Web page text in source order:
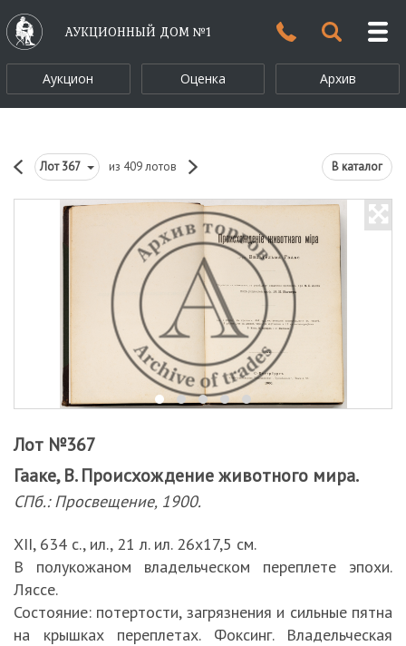
АУКЦИОННЫЙ ДОМ №1
Аукцион Оценка Архив
Лот367 из 409 лотов В каталог
Лот №367
Гааке, В. Происхождение животного мира.
СПб.: Просвещение, 1900.
XII, 634 с., ил., 21 л. ил. 26х17,5 см.
В полукожаном владельческом переплете эпохи.
Ляссе.
Состояние: потертости, загрязнения и сильные пятна
на крышках переплетах. Фоксинг. Владельческая